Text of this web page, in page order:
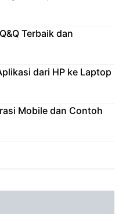
Terbaik dan
dari HP ke Laptop
Mobile dan Contoh